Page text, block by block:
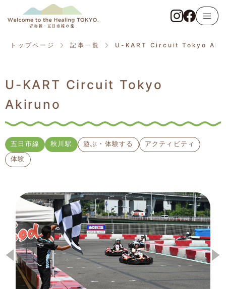
五日市線
観る・触れる
食べる・飲む
泊まる・癒やされる
季節の特集記事
トップページ 記事一覧 U-KART Circuit Tokyo
U-KART Circuit Tokyo
Akiruno
五日市線 秋川駅 遊ぶ・体験する
アクティビティ
体験